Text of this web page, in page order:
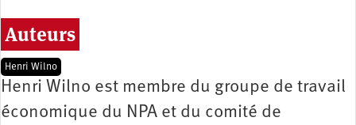
Auteurs
Henri Wilno
Henri Wilno est membre du groupe de travail
économique du NPA et du comité de